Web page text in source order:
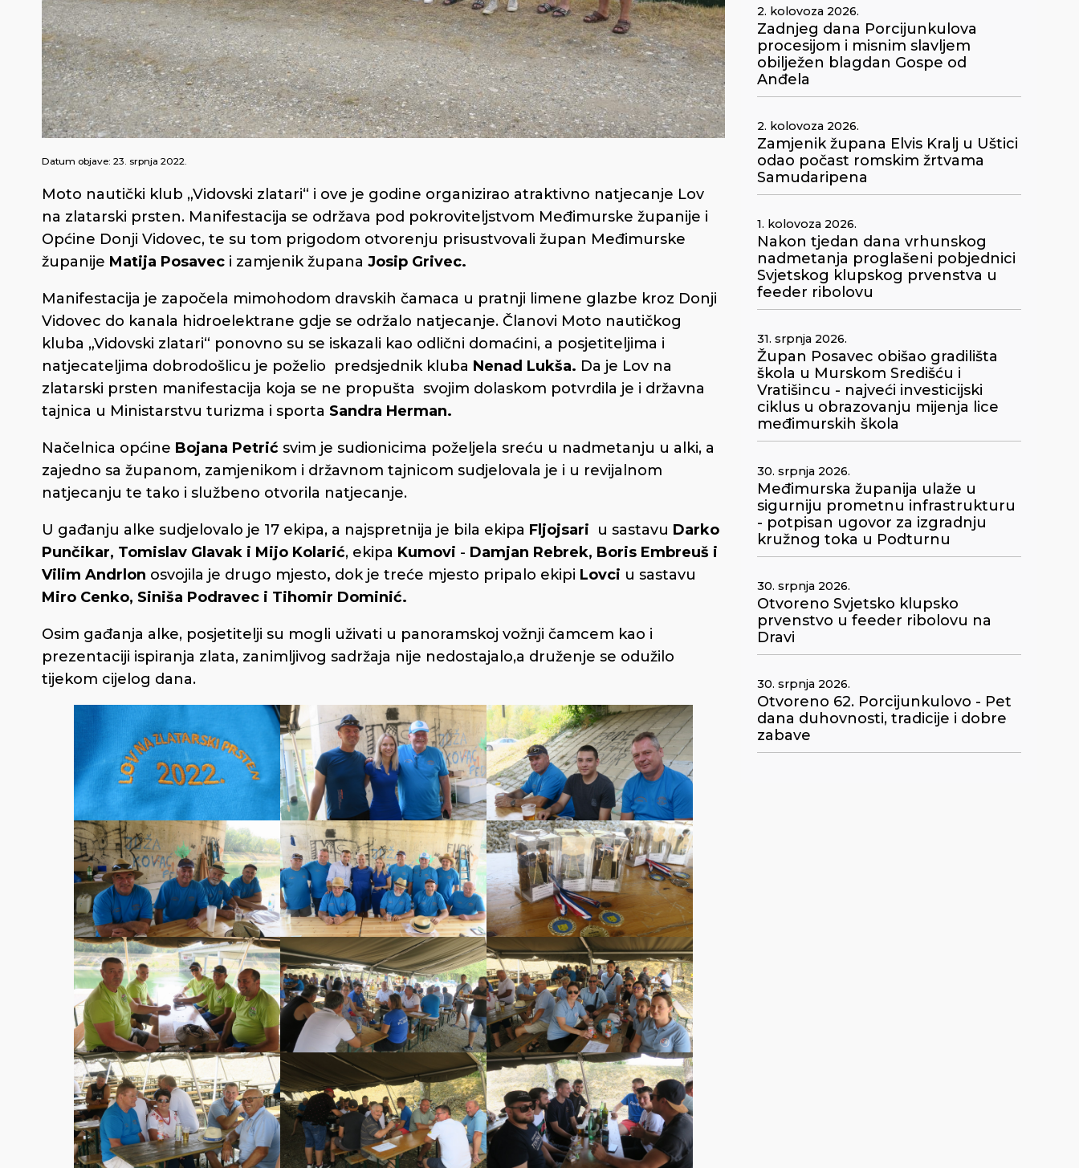
Datum objave: 23. srpnja 2022.
Moto nautički klub „Vidovski zlatari“ i ove je godine organizirao atraktivno natjecanje Lov
na zlatarski prsten. Manifestacija se održava pod pokroviteljstvom Međimurske županije i
Općine Donji Vidovec, te su tom prigodom otvorenju prisustvovali župan Međimurske
županije Matija Posavec i zamjenik župana Josip Grivec.
Manifestacija je započela mimohodom dravskih čamaca u pratnji limene glazbe kroz Donji
Vidovec do kanala hidroelektrane gdje se održalo natjecanje. Članovi Moto nautičkog
kluba „Vidovski zlatari“ ponovno su se iskazali kao odlični domaćini, a posjetiteljima i
natjecateljima dobrodošlicu je poželio predsjednik kluba Nenad Lukša. Da je Lov na
zlatarski prsten manifestacija koja se ne propušta svojim dolaskom potvrdila je i državna
tajnica u Ministarstvu turizma i sporta Sandra Herman.
Načelnica općine Bojana Petrić svim je sudionicima poželjela sreću u nadmetanju u alki, a
zajedno sa županom, zamjenikom i državnom tajnicom sudjelovala je i u revijalnom
natjecanju te tako i službeno otvorila natjecanje.
U gađanju alke sudjelovalo je 17 ekipa, a najspretnija je bila ekipa Fljojsari u sastavu Darko
Punčikar, Tomislav Glavak i Mijo Kolarić, ekipa Kumovi - Damjan Rebrek, Boris Embreuš i
Vilim Andrlon osvojila je drugo mjesto, dok je treće mjesto pripalo ekipi Lovci u sastavu
Miro Cenko, Siniša Podravec i Tihomir Dominić.
Osim gađanja alke, posjetitelji su mogli uživati u panoramskoj vožnji čamcem kao i
prezentaciji ispiranja zlata, zanimljivog sadržaja nije nedostajalo,a druženje se odužilo
tijekom cijelog dana.
2. kolovoza 2026.
Zadnjeg dana Porcijunkulova
procesijom i misnim slavljem
obilježen blagdan Gospe od
Anđela
2. kolovoza 2026.
Zamjenik župana Elvis Kralj u Uštici
odao počast romskim žrtvama
Samudaripena
1. kolovoza 2026.
Nakon tjedan dana vrhunskog
nadmetanja proglašeni pobjednici
Svjetskog klupskog prvenstva u
feeder ribolovu
31. srpnja 2026.
Župan Posavec obišao gradilišta
škola u Murskom Središću i
Vratišincu - najveći investicijski
ciklus u obrazovanju mijenja lice
međimurskih škola
30. srpnja 2026.
Međimurska županija ulaže u
sigurniju prometnu infrastrukturu
- potpisan ugovor za izgradnju
kružnog toka u Podturnu
30. srpnja 2026.
Otvoreno Svjetsko klupsko
prvenstvo u feeder ribolovu na
Dravi
30. srpnja 2026.
Otvoreno 62. Porcijunkulovo - Pet
dana duhovnosti, tradicije i dobre
zabave